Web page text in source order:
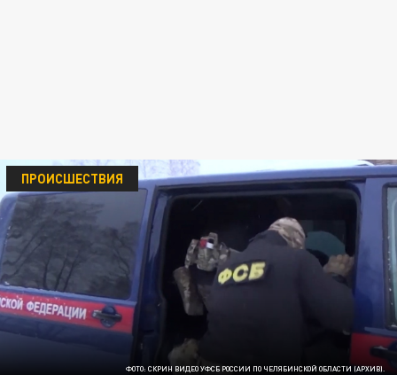
ФОТО: СКРИН ВИДЕО УФСБ РОССИИ ПО ЧЕЛЯБИНСКОЙ ОБЛАСТИ (АРХИВ).
ПРОИСШЕСТВИЯ